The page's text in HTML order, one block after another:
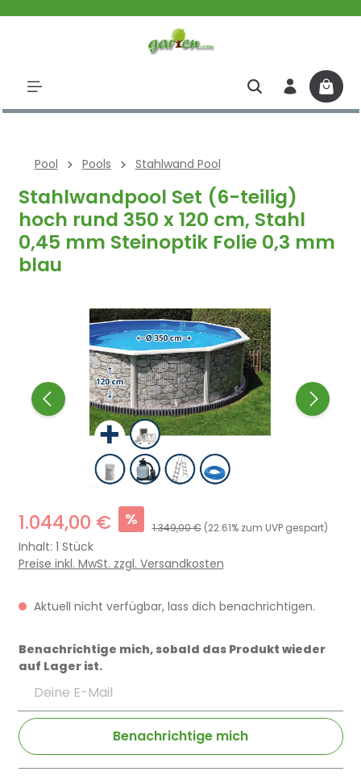
Pool Pools Stahlwand Pool
Stahlwandpool Set (6-teilig)
hoch rund 350 x 120 cm, Stahl
0,45 mm Steinoptik Folie 0,3 mm
blau
Bildergalerie überspringen
1.044,00 € % 1.349,00 € (22.61% zum UVP gespart)
Inhalt: 1 Stück
Preise inkl. MwSt. zzgl. Versandkosten
Aktuell nicht verfügbar, lass dich benachrichtigen.
Benachrichtige mich, sobald das Produkt wieder
auf Lager ist.
Benachrichtige mich